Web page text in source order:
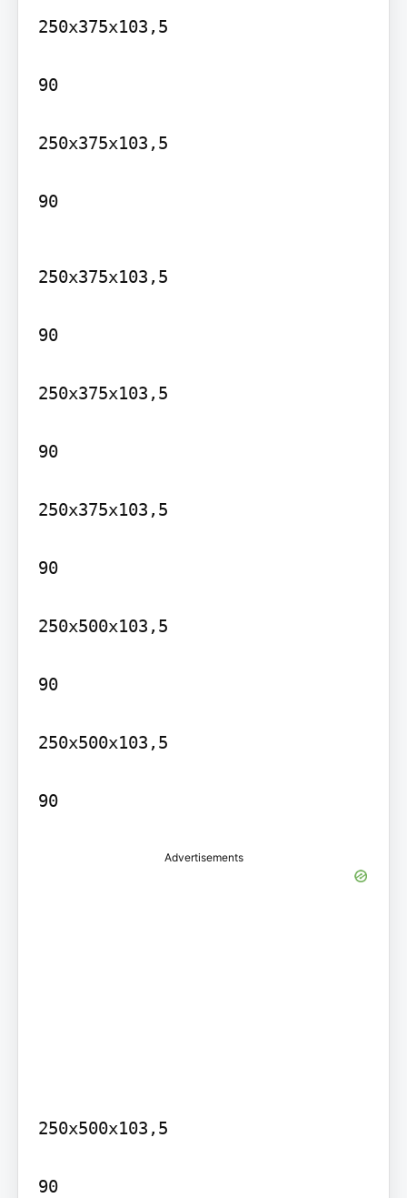
250x375x103,5
90
250x375x103,5
90
250x375x103,5
90
250x375x103,5
90
250x375x103,5
90
250x500x103,5
90
250x500x103,5
90
Advertisements
250x500x103,5
90